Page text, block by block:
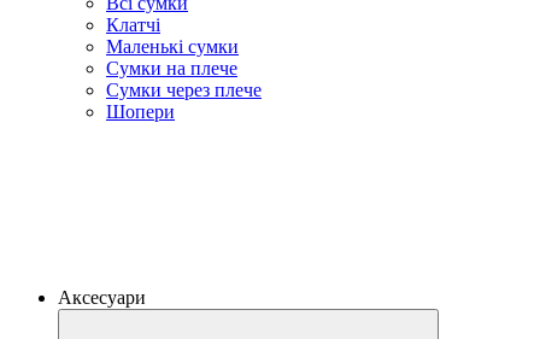
Клатчі
Маленькі сумки
Сумки на плече
Сумки через плече
Шопери
Аксесуари